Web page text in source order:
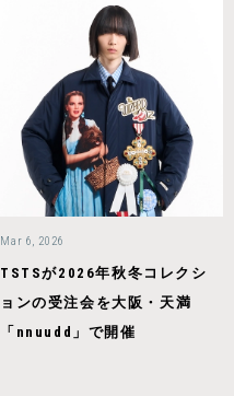
Mar 6, 2026
TSTSが2026年秋冬コレクシ
ョンの受注会を大阪・天満
「nnuudd」で開催